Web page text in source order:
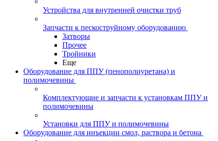
Устройства для внутренней очистки труб
Запчасти к пескоструйному оборудованию
Затворы
Прочее
Тройники
Еще
Оборудование для ППУ (пенополиуретана) и
полимочевины
Комплектующие и запчасти к установкам ППУ и
полимочевины
Установки для ППУ и полимочевины
Оборудование для инъекции смол, раствора и бетона